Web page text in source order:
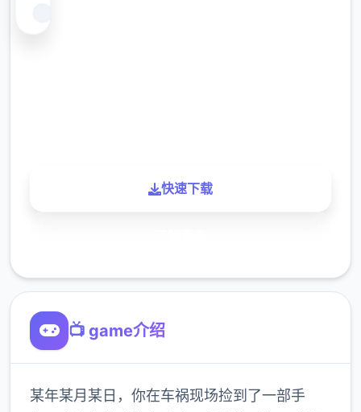
快速下载
📺 game介绍
某年某月某日，你在车祸现场捡到了一部手